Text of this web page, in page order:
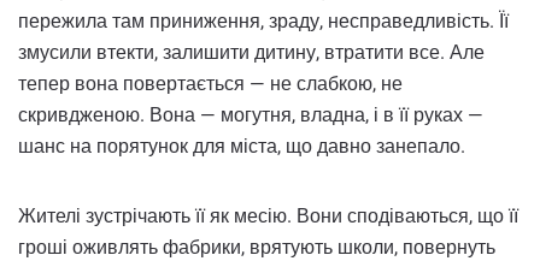
пережила там приниження, зраду, несправедливість. Її
змусили втекти, залишити дитину, втратити все. Але
тепер вона повертається — не слабкою, не
скривдженою. Вона — могутня, владна, і в її руках —
шанс на порятунок для міста, що давно занепало.
Жителі зустрічають її як месію. Вони сподіваються, що її
гроші оживлять фабрики, врятують школи, повернуть